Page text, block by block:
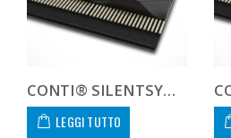
CONTI® SILENTSYNC P-1200
LEGGI TUTTO